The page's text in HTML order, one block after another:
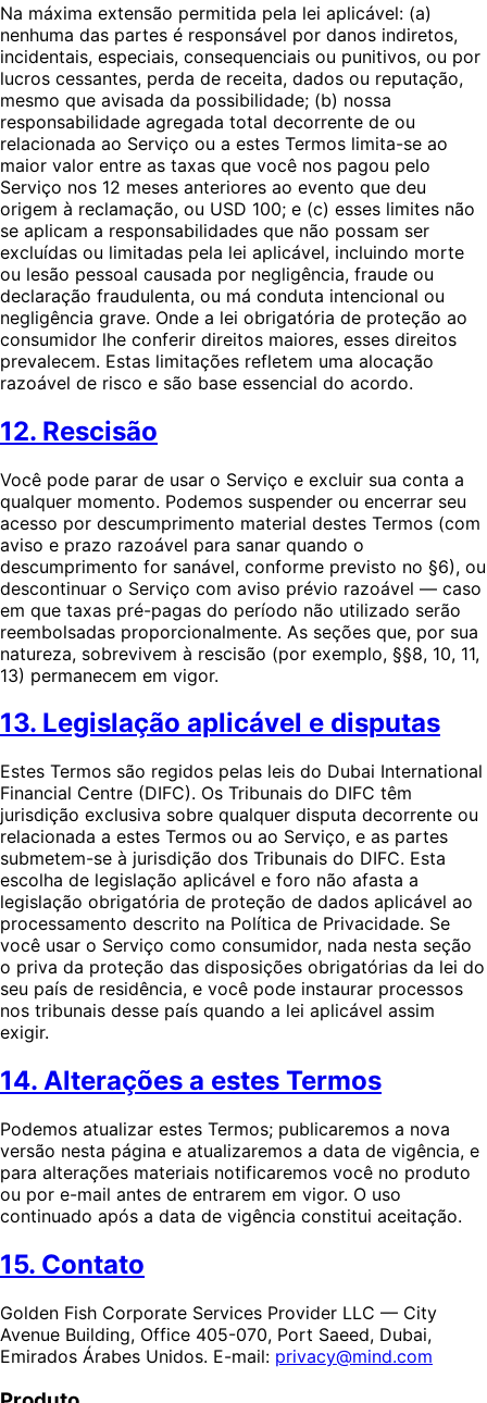
Na máxima extensão permitida pela lei aplicável: (a)
nenhuma das partes é responsável por danos indiretos,
incidentais, especiais, consequenciais ou punitivos, ou por
lucros cessantes, perda de receita, dados ou reputação,
mesmo que avisada da possibilidade; (b) nossa
responsabilidade agregada total decorrente de ou
relacionada ao Serviço ou a estes Termos limita-se ao
maior valor entre as taxas que você nos pagou pelo
Serviço nos 12 meses anteriores ao evento que deu
origem à reclamação, ou USD 100; e (c) esses limites não
se aplicam a responsabilidades que não possam ser
excluídas ou limitadas pela lei aplicável, incluindo morte
ou lesão pessoal causada por negligência, fraude ou
declaração fraudulenta, ou má conduta intencional ou
negligência grave. Onde a lei obrigatória de proteção ao
consumidor lhe conferir direitos maiores, esses direitos
prevalecem. Estas limitações refletem uma alocação
razoável de risco e são base essencial do acordo.
12. Rescisão
Você pode parar de usar o Serviço e excluir sua conta a
qualquer momento. Podemos suspender ou encerrar seu
acesso por descumprimento material destes Termos (com
aviso e prazo razoável para sanar quando o
descumprimento for sanável, conforme previsto no §6), ou
descontinuar o Serviço com aviso prévio razoável — caso
em que taxas pré-pagas do período não utilizado serão
reembolsadas proporcionalmente. As seções que, por sua
natureza, sobrevivem à rescisão (por exemplo, §§8, 10, 11,
13) permanecem em vigor.
13. Legislação aplicável e disputas
Estes Termos são regidos pelas leis do Dubai International
Financial Centre (DIFC). Os Tribunais do DIFC têm
jurisdição exclusiva sobre qualquer disputa decorrente ou
relacionada a estes Termos ou ao Serviço, e as partes
submetem-se à jurisdição dos Tribunais do DIFC. Esta
escolha de legislação aplicável e foro não afasta a
legislação obrigatória de proteção de dados aplicável ao
processamento descrito na Política de Privacidade. Se
você usar o Serviço como consumidor, nada nesta seção
o priva da proteção das disposições obrigatórias da lei do
seu país de residência, e você pode instaurar processos
nos tribunais desse país quando a lei aplicável assim
exigir.
14. Alterações a estes Termos
Podemos atualizar estes Termos; publicaremos a nova
versão nesta página e atualizaremos a data de vigência, e
para alterações materiais notificaremos você no produto
ou por e-mail antes de entrarem em vigor. O uso
continuado após a data de vigência constitui aceitação.
15. Contato
Golden Fish Corporate Services Provider LLC — City
Avenue Building, Office 405-070, Port Saeed, Dubai,
Emirados Árabes Unidos. E-mail: privacy@mind.com